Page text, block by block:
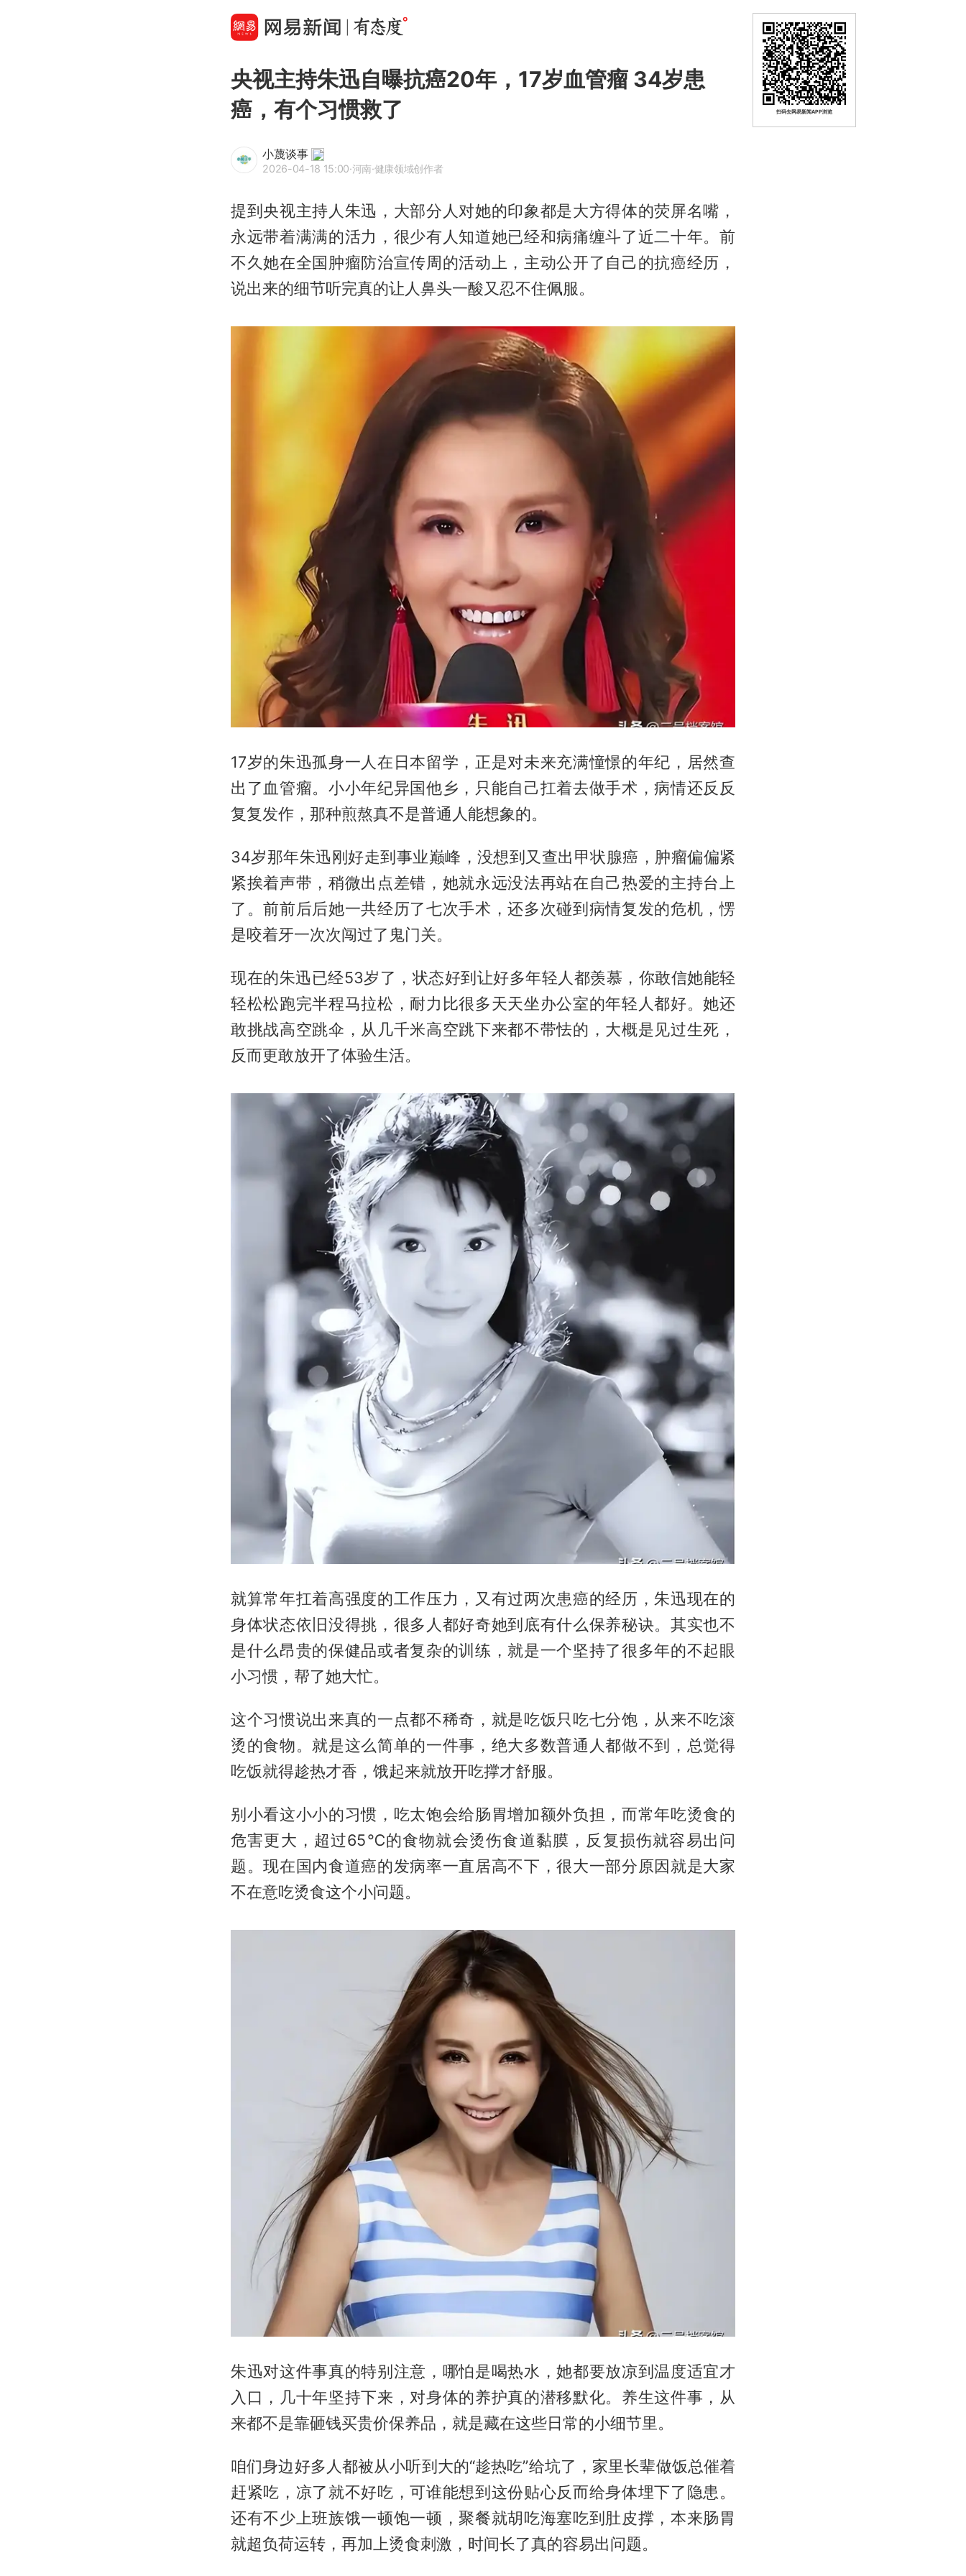
央视主持朱迅自曝抗癌20年，17岁血管瘤 34岁患
癌，有个习惯救了
小蔑谈事
2026-04-18 15:00·河南·健康领域创作者
提到央视主持人朱迅，大部分人对她的印象都是大方得体的荧屏名嘴，
永远带着满满的活力，很少有人知道她已经和病痛缠斗了近二十年。前
不久她在全国肿瘤防治宣传周的活动上，主动公开了自己的抗癌经历，
说出来的细节听完真的让人鼻头一酸又忍不住佩服。
17岁的朱迅孤身一人在日本留学，正是对未来充满憧憬的年纪，居然查
出了血管瘤。小小年纪异国他乡，只能自己扛着去做手术，病情还反反
复复发作，那种煎熬真不是普通人能想象的。
34岁那年朱迅刚好走到事业巅峰，没想到又查出甲状腺癌，肿瘤偏偏紧
紧挨着声带，稍微出点差错，她就永远没法再站在自己热爱的主持台上
了。前前后后她一共经历了七次手术，还多次碰到病情复发的危机，愣
是咬着牙一次次闯过了鬼门关。
现在的朱迅已经53岁了，状态好到让好多年轻人都羡慕，你敢信她能轻
轻松松跑完半程马拉松，耐力比很多天天坐办公室的年轻人都好。她还
敢挑战高空跳伞，从几千米高空跳下来都不带怯的，大概是见过生死，
反而更敢放开了体验生活。
就算常年扛着高强度的工作压力，又有过两次患癌的经历，朱迅现在的
身体状态依旧没得挑，很多人都好奇她到底有什么保养秘诀。其实也不
是什么昂贵的保健品或者复杂的训练，就是一个坚持了很多年的不起眼
小习惯，帮了她大忙。
这个习惯说出来真的一点都不稀奇，就是吃饭只吃七分饱，从来不吃滚
烫的食物。就是这么简单的一件事，绝大多数普通人都做不到，总觉得
吃饭就得趁热才香，饿起来就放开吃撑才舒服。
别小看这小小的习惯，吃太饱会给肠胃增加额外负担，而常年吃烫食的
危害更大，超过65℃的食物就会烫伤食道黏膜，反复损伤就容易出问
题。现在国内食道癌的发病率一直居高不下，很大一部分原因就是大家
不在意吃烫食这个小问题。
朱迅对这件事真的特别注意，哪怕是喝热水，她都要放凉到温度适宜才
入口，几十年坚持下来，对身体的养护真的潜移默化。养生这件事，从
来都不是靠砸钱买贵价保养品，就是藏在这些日常的小细节里。
咱们身边好多人都被从小听到大的“趁热吃”给坑了，家里长辈做饭总催着
赶紧吃，凉了就不好吃，可谁能想到这份贴心反而给身体埋下了隐患。
还有不少上班族饿一顿饱一顿，聚餐就胡吃海塞吃到肚皮撑，本来肠胃
就超负荷运转，再加上烫食刺激，时间长了真的容易出问题。
扫码去网易新闻APP浏览